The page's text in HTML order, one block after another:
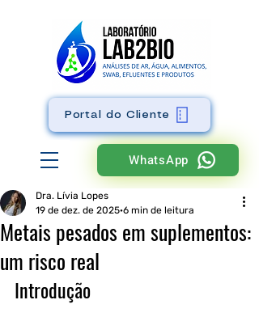
WhatsApp
Portal do Cliente
Metais pesados em suplementos:
um risco real
Dra. Lívia Lopes
19 de dez. de 2025 6 min de leitura
Introdução